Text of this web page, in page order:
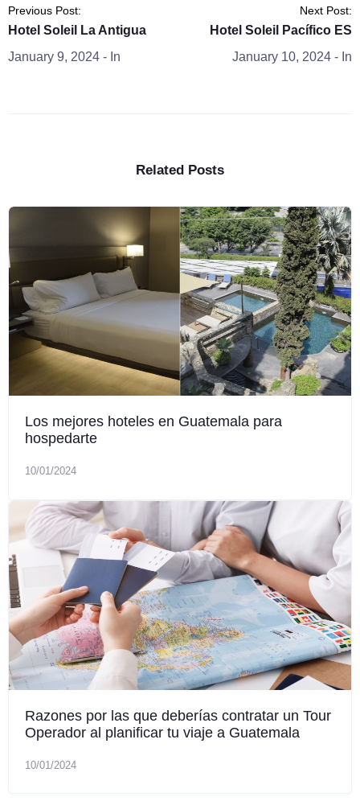
Previous Post:
Hotel Soleil La Antigua
January 9, 2024 - In
Next Post:
Hotel Soleil Pacífico ES
January 10, 2024 - In
Related Posts
Los mejores hoteles en Guatemala para
hospedarte
10/01/2024
Razones por las que deberías contratar un Tour
Operador al planificar tu viaje a Guatemala
10/01/2024